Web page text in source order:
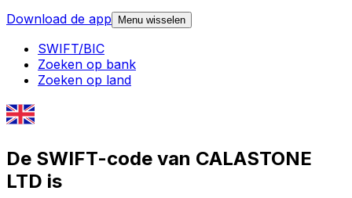
Download de app
Menu wisselen
SWIFT/BIC
Zoeken op bank
Zoeken op land
De SWIFT-code van CALASTONE
LTD is